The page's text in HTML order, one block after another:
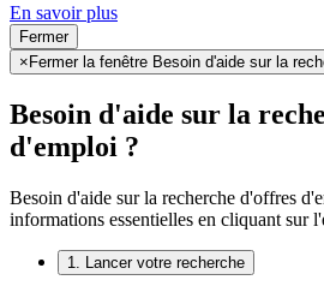
En savoir plus
Fermer
×Fermer la fenêtre Besoin d'aide sur la
Besoin d'aide sur la
d'emploi ?
Besoin d'aide sur la recherche d'offres
informations essentielles en cliquant sur
1. Lancer votre recherche